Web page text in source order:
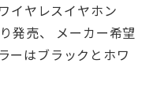
イヤレスイヤホン
発売、 メーカー希望
ーはブラックとホワ